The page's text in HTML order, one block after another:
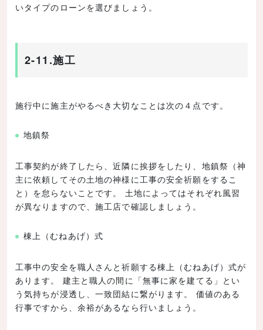
いタイプのローンを選びましょう。
2-11.施工
施行中に施主がやるべき大切なことは次の４点です。
地鎮祭
工事契約が終了したら、近隣に挨拶をしたり、地鎮祭（神
主に依頼してその土地の神様に工事の安全祈願をするこ
と）を怠らないことです。 土地によってはそれぞれ風習
が異なりますので、施工店で確認しましょう。
棟上（むねあげ）式
工事中の安全を職人さんと祈願する棟上（むねあげ）式が
あります。 建主と職人の間に「無事に家を建てる」とい
う気持ちが浸透し、一致団結に繋がります。 価値のある
行事ですから、余裕があるなら行いましょう。